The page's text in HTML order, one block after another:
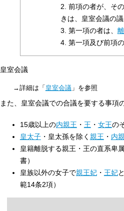
2. 前項の者が、そ
きは、皇室会議の
3. 第一項の者は、
4. 第一項及び前項
皇室会議
→詳細は「 皇室会議」を参照
また、皇室会議での合議を要する事項
15歳以上の内親王 ・ 王 ・ 女王の
皇太子・皇太孫を除く 親王 ・ 内
皇籍離脱する親王・王の直系卑
書）
皇族以外の女子で親王妃・ 王妃
範14条2項）